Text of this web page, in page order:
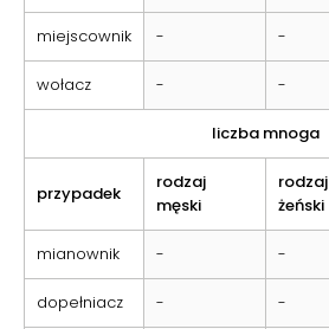
miejscownik - -
wołacz - -
liczba mnoga
przypadek
rodzaj
męski
rodzaj
żeński
mianownik - -
dopełniacz - -